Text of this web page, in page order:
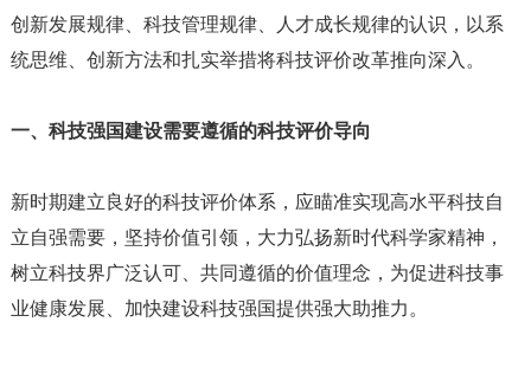
创新发展规律、科技管理规律、人才成长规律的认识，以系
统思维、创新方法和扎实举措将科技评价改革推向深入。
一、科技强国建设需要遵循的科技评价导向
新时期建立良好的科技评价体系，应瞄准实现高水平科技自
立自强需要，坚持价值引领，大力弘扬新时代科学家精神，
树立科技界广泛认可、共同遵循的价值理念，为促进科技事
业健康发展、加快建设科技强国提供强大助推力。